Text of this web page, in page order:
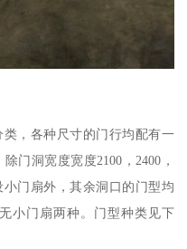
，各种尺寸的门行均配有一
门洞宽度宽度2100，2400，
门扇外，其余洞口的门型均
小门扇两种。门型种类见下